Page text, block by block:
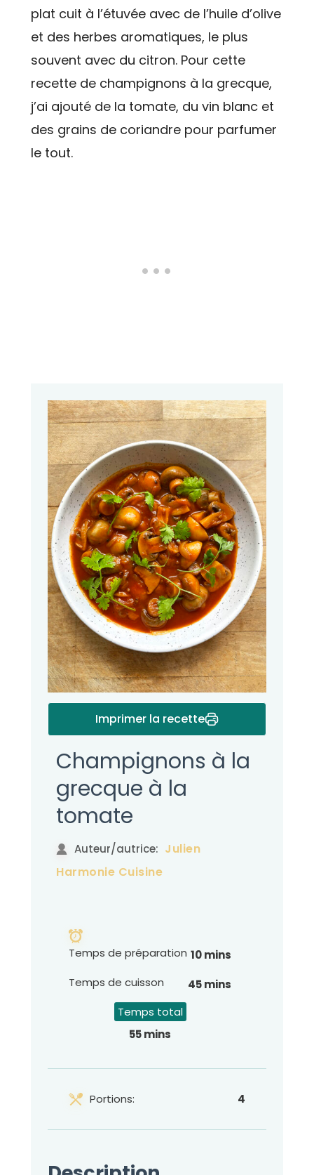
plat cuit à l’étuvée avec de l’huile d’olive
et des herbes aromatiques, le plus
souvent avec du citron. Pour cette
recette de champignons à la grecque,
j’ai ajouté de la tomate, du vin blanc et
des grains de coriandre pour parfumer
le tout.
Imprimer la recette
Champignons à la
grecque à la
tomate
Auteur/autrice: Julien
Harmonie Cuisine
Temps de préparation 10 mins
Temps de cuisson
45 mins
Temps total
55 mins
Portions: 4